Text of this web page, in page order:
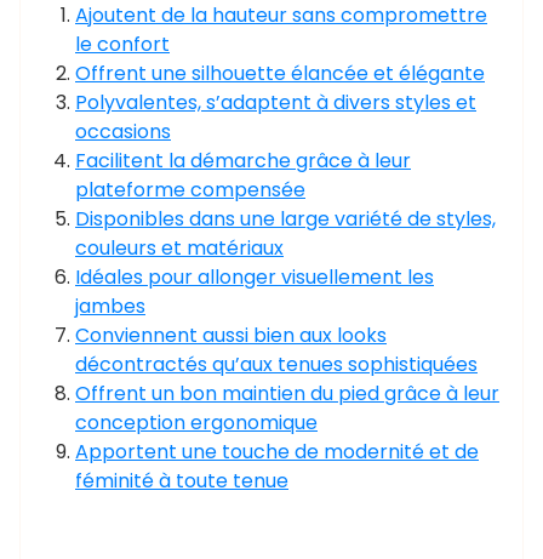
Ajoutent de la hauteur sans compromettre
le confort
Offrent une silhouette élancée et élégante
Polyvalentes, s’adaptent à divers styles et
occasions
Facilitent la démarche grâce à leur
plateforme compensée
Disponibles dans une large variété de styles,
couleurs et matériaux
Idéales pour allonger visuellement les
jambes
Conviennent aussi bien aux looks
décontractés qu’aux tenues sophistiquées
Offrent un bon maintien du pied grâce à leur
conception ergonomique
Apportent une touche de modernité et de
féminité à toute tenue